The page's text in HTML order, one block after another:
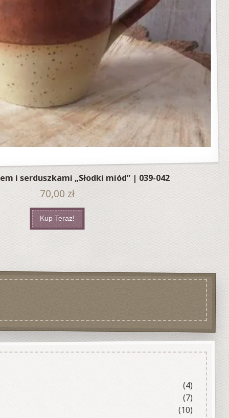
i serduszkami „Słodki miód” | 039-042
70,00 zł
Kup Teraz!
(4)
(7)
(10)